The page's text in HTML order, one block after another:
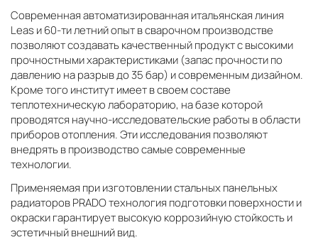
Современная автоматизированная итальянская линия
Leas и 60-ти летний опыт в сварочном производстве
позволяют создавать качественный продукт с высокими
прочностными характеристиками (запас прочности по
давлению на разрыв до 35 бар) и современным дизайном.
Кроме того институт имеет в своем составе
теплотехническую лабораторию, на базе которой
проводятся научно-исследовательские работы в области
приборов отопления. Эти исследования позволяют
внедрять в производство самые современные
технологии.
Применяемая при изготовлении стальных панельных
радиаторов PRADO технология подготовки поверхности и
окраски гарантирует высокую коррозийную стойкость и
эстетичный внешний вид.